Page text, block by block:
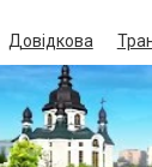
Довідкова